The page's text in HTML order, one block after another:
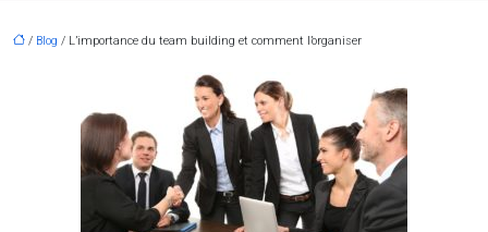
/ Blog / L’importance du team building et comment l’organiser